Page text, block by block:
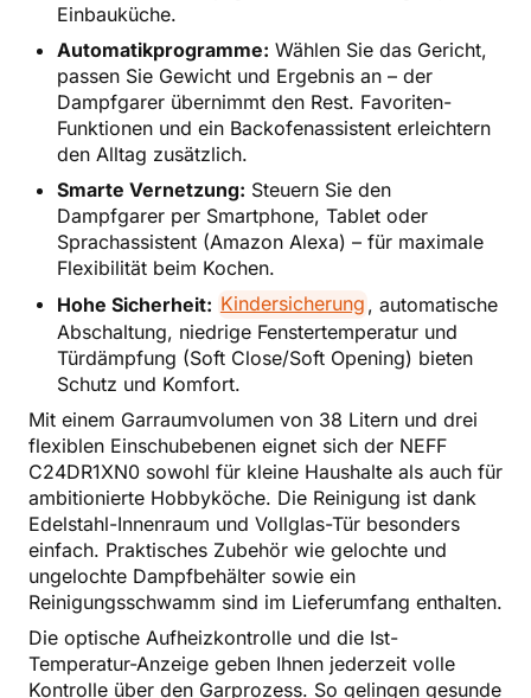
Einbauküche.
Automatikprogramme: Wählen Sie das Gericht,
passen Sie Gewicht und Ergebnis an – der
Dampfgarer übernimmt den Rest. Favoriten-
Funktionen und ein Backofenassistent erleichtern
den Alltag zusätzlich.
Smarte Vernetzung: Steuern Sie den
Dampfgarer per Smartphone, Tablet oder
Sprachassistent (Amazon Alexa) – für maximale
Flexibilität beim Kochen.
Hohe Sicherheit: Kindersicherung , automatische
Abschaltung, niedrige Fenstertemperatur und
Türdämpfung (Soft Close/Soft Opening) bieten
Schutz und Komfort.
Mit einem Garraumvolumen von 38 Litern und drei
flexiblen Einschubebenen eignet sich der NEFF
C24DR1XN0 sowohl für kleine Haushalte als auch für
ambitionierte Hobbyköche. Die Reinigung ist dank
Edelstahl-Innenraum und Vollglas-Tür besonders
einfach. Praktisches Zubehör wie gelochte und
ungelochte Dampfbehälter sowie ein
Reinigungsschwamm sind im Lieferumfang enthalten.
Die optische Aufheizkontrolle und die Ist-
Temperatur-Anzeige geben Ihnen jederzeit volle
Kontrolle über den Garprozess. So gelingen gesunde